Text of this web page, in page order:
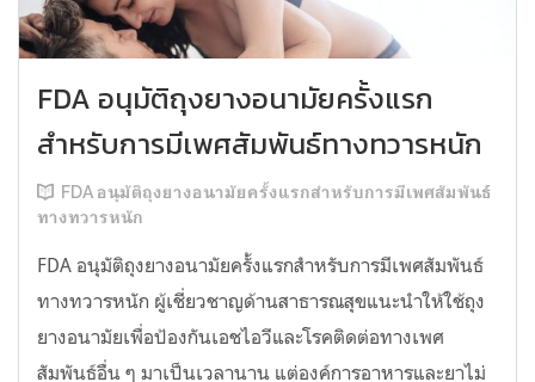
FDA อนุมัติถุงยางอนามัยครั้งแรก
สำหรับการมีเพศสัมพันธ์ทางทวารหนัก
FDA อนุมัติถุงยางอนามัยครั้งแรกสำหรับการมีเพศสัมพันธ์
ทางทวารหนัก
FDA อนุมัติถุงยางอนามัยครั้งแรกสำหรับการมีเพศสัมพันธ์
ทางทวารหนัก ผู้เชี่ยวชาญด้านสาธารณสุขแนะนำให้ใช้ถุง
ยางอนามัยเพื่อป้องกันเอชไอวีและโรคติดต่อทางเพศ
สัมพันธ์อื่น ๆ มาเป็นเวลานาน แต่องค์การอาหารและยาไม่